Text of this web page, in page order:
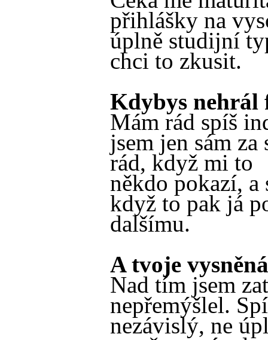
přihlášky na
úplně studijní
chci to zkusit.
Kdybys nehrál
Mám rád spíš
jsem jen sám za
rád, když mi to
někdo pokazí, a
když to pak já
dalšímu.
A tvoje
Nad tím jsem
nepřemýšlel.
nezávislý, ne